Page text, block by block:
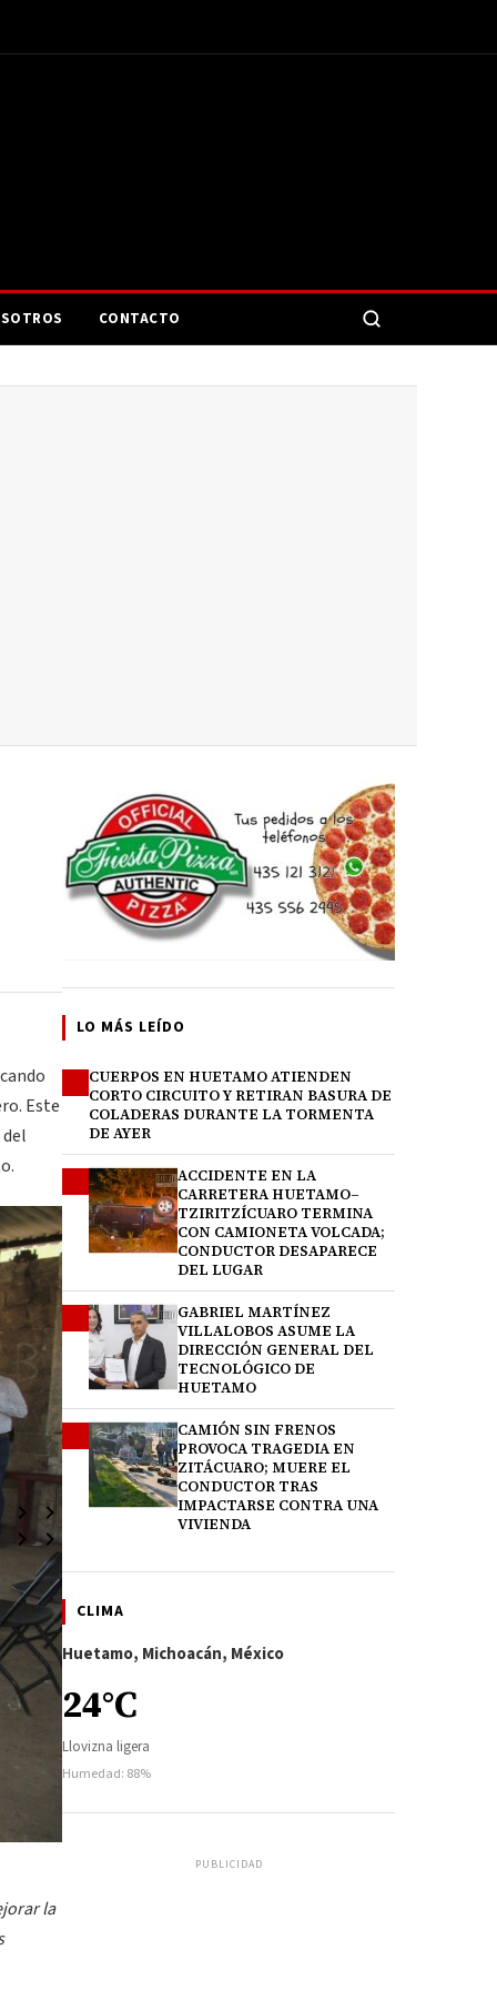
CONTACTO
Este
la
LO MÁS LEÍDO
CUERPOS EN HUETAMO ATIENDEN
CORTO CIRCUITO Y RETIRAN BASURA DE
COLADERAS DURANTE LA TORMENTA
DE AYER
ACCIDENTE EN LA
CARRETERA HUETAMO–
TZIRITZÍCUARO TERMINA
CON CAMIONETA VOLCADA;
CONDUCTOR DESAPARECE
DEL LUGAR
GABRIEL MARTÍNEZ
VILLALOBOS ASUME LA
DIRECCIÓN GENERAL DEL
TECNOLÓGICO DE
HUETAMO
CAMIÓN SIN FRENOS
PROVOCA TRAGEDIA EN
ZITÁCUARO; MUERE EL
CONDUCTOR TRAS
IMPACTARSE CONTRA UNA
VIVIENDA
CLIMA
Huetamo, Michoacán, México
24°C
Llovizna ligera
Humedad: 88%
PUBLICIDAD